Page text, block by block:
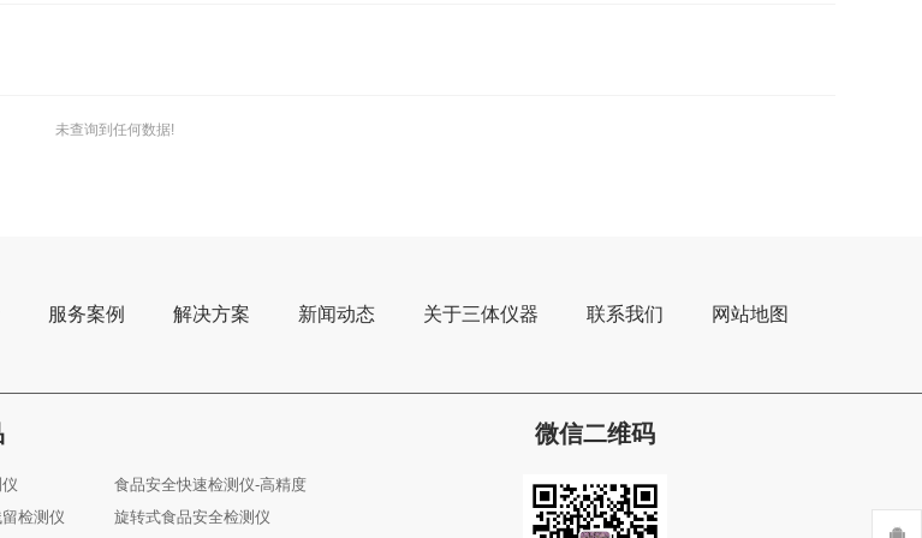
未查询到任何数据!
服务案例 解决方案 新闻动态 关于三体仪器 联系我们 网站地图
食品安全快速检测仪-高精度
检测仪
旋转式食品安全检测仪
微信二维码